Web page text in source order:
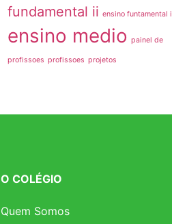
fundamental ii ensino funtamental i
ensino medio painel de
profissoes profissoes projetos
O COLÉGIO
Quem Somos